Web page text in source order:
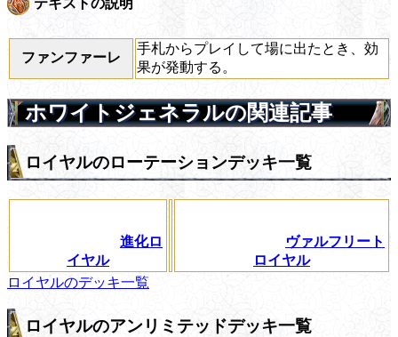
ファンファーレ
手札からプレイして場に出たとき、効
果が発動する。
ホワイトジェネラルの関連記事
ロイヤルのローテーションデッキ一覧
進化ロ
イヤル
ヴァルフリート
ロイヤル
ロイヤルのデッキ一覧
ロイヤルのアンリミテッドデッキ一覧